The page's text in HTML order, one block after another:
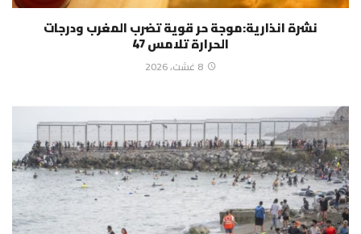
نشرة انذارية:موجة حر قوية تضرب المغرب ودرجات
الحرارة تلامس 47
8 غشت، 2026